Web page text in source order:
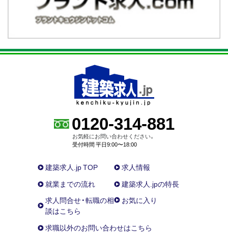
0120-314-881
お気軽にお問い合わせください。
受付時間 平日9:00〜18:00
建築求人.jp TOP
求人情報
就業までの流れ
建築求人.jpの特長
求人問合せ・転職の相
談はこちら
お気に入り
求職以外のお問い合わせはこちら